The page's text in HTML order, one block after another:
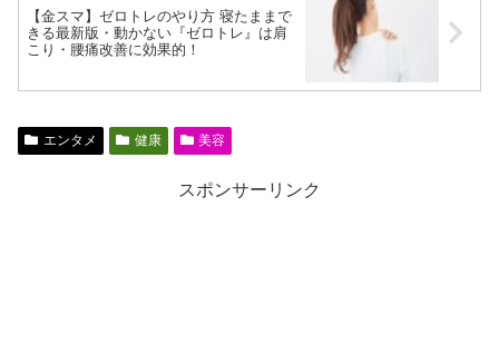
【金スマ】ゼロトレのやり方 寝たままで
きる最新版・動かない『ゼロトレ』は肩
こり・腰痛改善に効果的！
エンタメ 健康 美容
スポンサーリンク